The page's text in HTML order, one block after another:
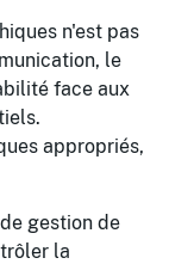
n'est pas
le
face aux
appropriés,
gestion de
la